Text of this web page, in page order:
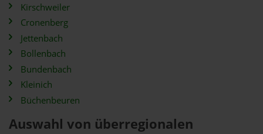
Kirschweiler
Cronenberg
Jettenbach
Bollenbach
Bundenbach
Kleinich
Büchenbeuren
Auswahl von überregionalen